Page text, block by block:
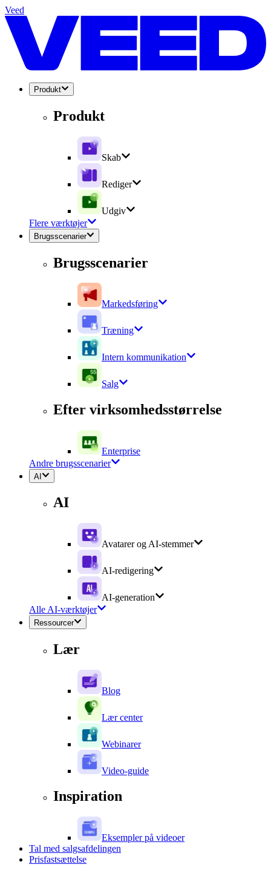
Veed
Produkt
Produkt
Skab
Rediger
Udgiv
Flere værktøjer
Brugsscenarier
Brugsscenarier
Markedsføring
Træning
Intern kommunikation
Salg
Efter virksomhedsstørrelse
Enterprise
Andre brugsscenarier
AI
AI
Avatarer og AI-stemmer
AI-redigering
AI-generation
Alle AI-værktøjer
Ressourcer
Lær
Blog
Lær center
Webinarer
Video-guide
Inspiration
Eksempler på videoer
Tal med salgsafdelingen
Prisfastsættelse